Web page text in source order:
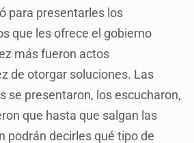
para presentarles los
que les ofrece el gobierno
más fueron actos
de otorgar soluciones. Las
se presentaron, los escucharon,
que hasta que salgan las
podrán decirles qué tipo de